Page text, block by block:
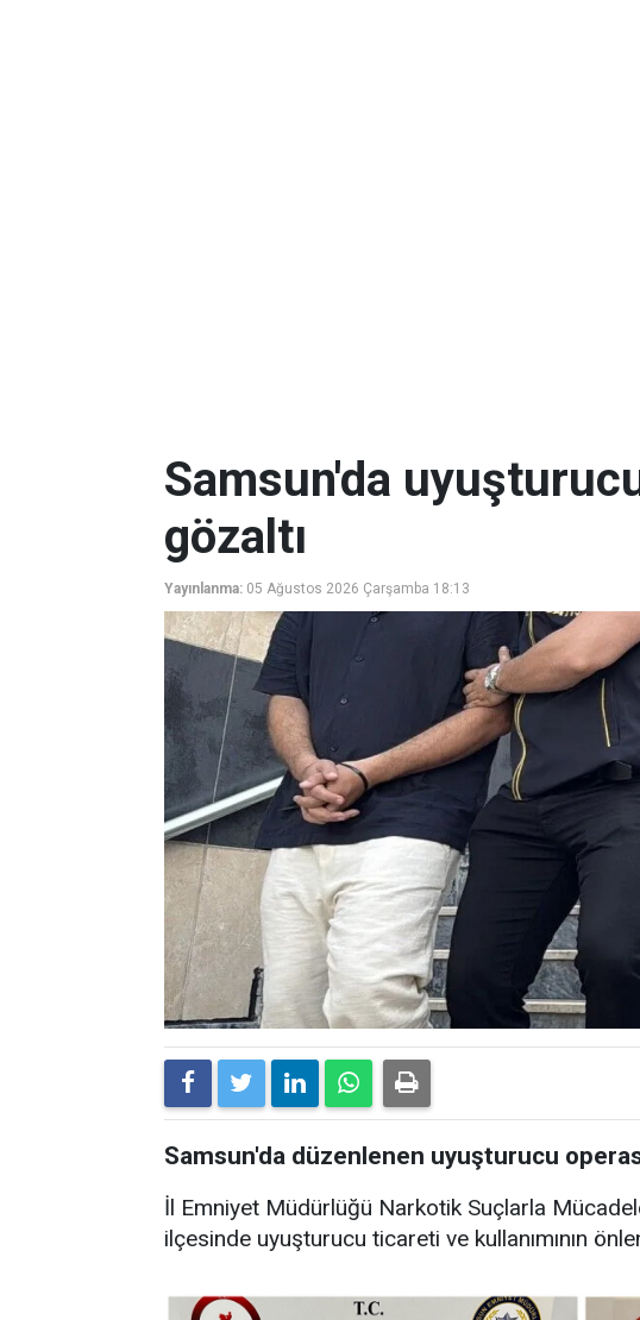
Samsun'da
gözaltı
Yayınlanma: 05 Ağustos 2026 Çarşamba 18:13
Samsun'da düzenlenen uyuşturucu
İl Emniyet Müdürlüğü Narkotik Suçlarla
ilçesinde uyuşturucu ticareti ve kullanımının